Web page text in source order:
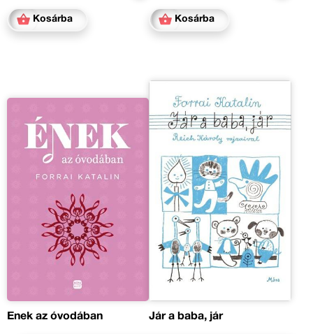
Kosárba Kosárba
Ének az óvodában Jár a baba, jár